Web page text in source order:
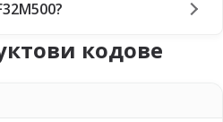
кодове